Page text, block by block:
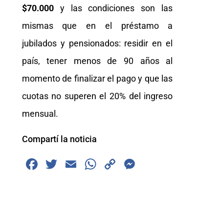
$70.000y las condiciones son las
mismas que en el préstamo a
jubilados y pensionados: residir en el
país, tener menos de 90 años al
momento de finalizar el pago y que las
cuotas no superen el 20% del ingreso
mensual.
Compartí la noticia
F
T
E
W
C